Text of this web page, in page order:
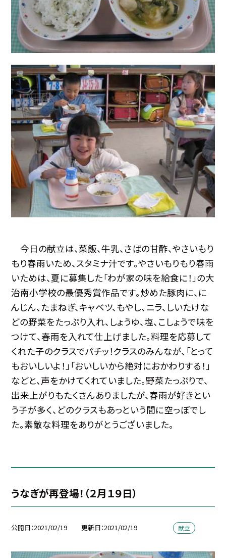
今日の献立は、菜飯、牛乳、さばの甘酢、やさいもり
もり春雨いため、スタミナ汁です。やさいもりもり春雨
いためは、夏に募集した「わが家の味を給食に！」の大
治南小学校の最優秀賞作品です。炒めた豚肉に、に
んじん、たまねぎ、キャベツ、もやし、ニラ、しいたけな
どの野菜をたっぷり入れ、しょうゆ、塩、こしょうで味を
つけて、春雨を入れて仕上げました。料理を応募して
くれた子のクラスでパチッ！クラスのみんなが、「とって
もおいしいよ！」「おいしいから絶対におかわりする！」
などと、声をかけてくれていました。野菜たっぷりで、
出来上がりもたくさんありましたが、春雨が好きとい
う子が多く、どのクラスもあっという間に空っぽでし
た。素敵な料理をありがとうございました。
うなぎが再登場！（２月１９日）
公開日 2021/02/19 更新日 2021/02/19 献立